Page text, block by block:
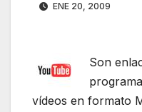
ENE 20, 2009
Son
vídeos en formato